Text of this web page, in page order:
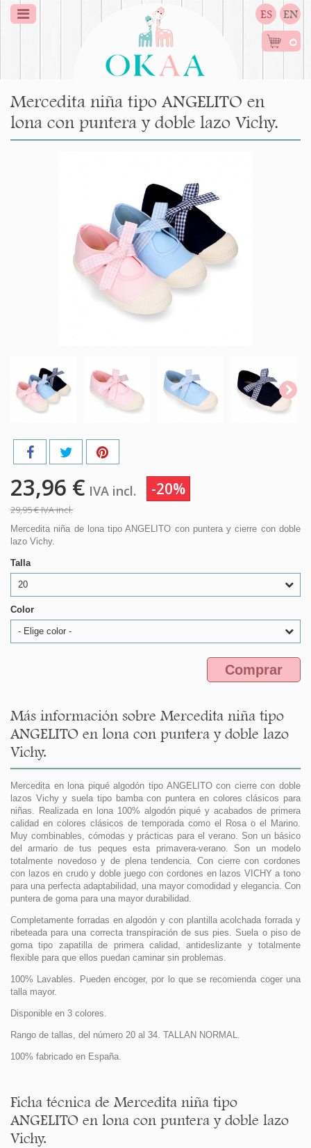
ES EN
0
Mercedita niña tipo ANGELITO en
lona con puntera y doble lazo Vichy.
23,96 € IVA incl. -20%
29,95 €IVA incl.
Mercedita niña de lona tipo ANGELITO con puntera y cierre con doble
lazo Vichy.
Talla
20
Color
- Elige color -
Comprar
Más información sobre Mercedita niña tipo
ANGELITO en lona con puntera y doble lazo
Vichy.
Mercedita en lona piqué algodón tipo ANGELITO con cierre con doble
lazos Vichy y suela tipo bamba con puntera en colores clásicos para
niñas. Realizada en lona 100% algodón piqué y acabados de primera
calidad en colores clásicos de temporada como el Rosa o el Marino.
Muy combinables, cómodas y prácticas para el verano. Son un básico
del armario de tus peques esta primavera-verano. Son un modelo
totalmente novedoso y de plena tendencia. Con cierre con cordones
con lazos en crudo y doble juego con cordones en lazos VICHY a tono
para una perfecta adaptabilidad, una mayor comodidad y elegancia. Con
puntera de goma para una mayor durabilidad.
Completamente forradas en algodón y con plantilla acolchada forrada y
ribeteada para una correcta transpiración de sus pies. Suela o piso de
goma tipo zapatilla de primera calidad, antideslizante y totalmente
flexible para que ellos puedan caminar sin problemas.
100% Lavables. Pueden encoger, por lo que se recomienda coger una
talla mayor.
Disponible en 3 colores.
Rango de tallas, del número 20 al 34. TALLAN NORMAL.
100% fabricado en España.
Ficha técnica de Mercedita niña tipo
ANGELITO en lona con puntera y doble lazo
Vichy.